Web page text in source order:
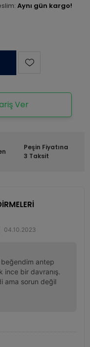
Aynı gün kargo!
Ver
Peşin Fiyatına
3 Taksit
04.10.2023
antep
ince bir davranış.
ama sorun değil